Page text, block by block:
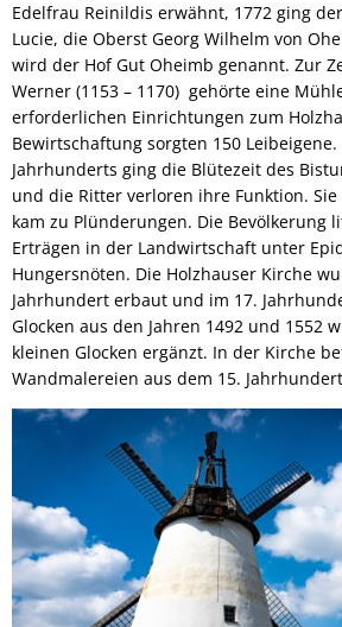
Edelfrau Reinildis erwähnt, 1772 ging
Lucie, die Oberst Georg Wilhelm von
wird der Hof Gut Oheimb genannt. Zur
Werner (1153 – 1170) gehörte eine
erforderlichen Einrichtungen zum
Bewirtschaftung sorgten 150
Jahrhunderts ging die Blütezeit des
und die Ritter verloren ihre Funktion.
kam zu Plünderungen. Die Bevölkerung
Erträgen in der Landwirtschaft unter
Hungersnöten. Die Holzhauser Kirche
Jahrhundert erbaut und im 17.
Glocken aus den Jahren 1492 und 1552
kleinen Glocken ergänzt. In der Kirche
Wandmalereien aus dem 15.